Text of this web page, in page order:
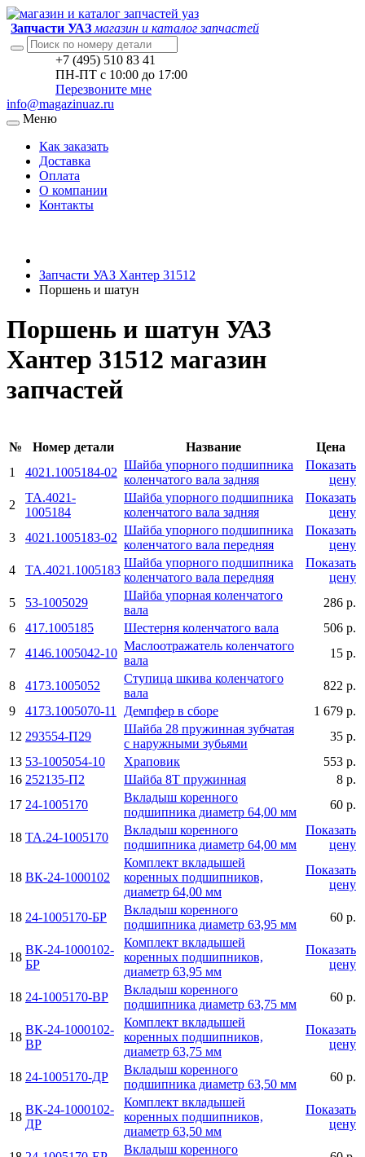
Запчасти УАЗ магазин и каталог запчастей
+7 (495) 510 83 41
ПН-ПТ с 10:00 до 17:00
Перезвоните мне
info@magazinuaz.ru
Меню
Как заказать
Доставка
Оплата
О компании
Контакты
Запчасти УАЗ Хантер 31512
Поршень и шатун
Поршень и шатун УАЗ
Хантер 31512 магазин
запчастей
№ Номер детали Название
Цена
1
4021.1005184-02
Шайба упорного подшипника
коленчатого вала задняя
Показать
цену
2
TA.4021-
1005184
Шайба упорного подшипника
коленчатого вала задняя
Показать
цену
3
4021.1005183-02
Шайба упорного подшипника
коленчатого вала передняя
Показать
цену
4
TA.4021.1005183
Шайба упорного подшипника
коленчатого вала передняя
Показать
цену
5
53-1005029
Шайба упорная коленчатого
вала
286 р.
6
417.1005185 Шестерня коленчатого вала
506 р.
7
4146.1005042-10
Маслоотражатель коленчатого
вала
15 р.
8 4173.1005052
Ступица шкива коленчатого
вала
822 р.
9
4173.1005070-11 Демпфер в сборе
1 679 р.
12 293554-П29
Шайба 28 пружинная зубчатая
с наружными зубьями
35 р.
13 53-1005054-10 Храповик
553 р.
16 252135-П2 Шайба 8Т пружинная
8 р.
17 24-1005170
Вкладыш коренного
подшипника диаметр 64,00 мм
60 р.
18 ТА.24-1005170
Вкладыш коренного
подшипника диаметр 64,00 мм
Показать
цену
18 ВК-24-1000102
Комплект вкладышей
коренных подшипников,
диаметр 64,00 мм
Показать
цену
18 24-1005170-БР
Вкладыш коренного
подшипника диаметр 63,95 мм
60 р.
18
ВК-24-1000102-
БР
Комплект вкладышей
коренных подшипников,
диаметр 63,95 мм
Показать
цену
18 24-1005170-ВР
Вкладыш коренного
подшипника диаметр 63,75 мм
60 р.
18
ВК-24-1000102-
ВР
Комплект вкладышей
коренных подшипников,
диаметр 63,75 мм
Показать
цену
18 24-1005170-ДР
Вкладыш коренного
подшипника диаметр 63,50 мм
60 р.
18
ВК-24-1000102-
ДР
Комплект вкладышей
коренных подшипников,
диаметр 63,50 мм
Показать
цену
Вкладыш коренного